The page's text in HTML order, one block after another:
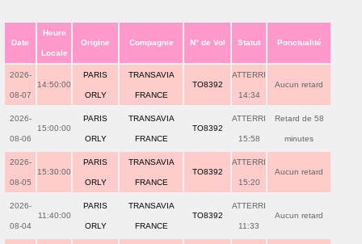
Date
Heure
Locale
Origine Compagnie N° de Vol Statut Ponctualité
2026-
08-07
14:50:00
PARIS
ORLY
TRANSAVIA
FRANCE
TO8392
ATTERRI
14:34
Aucun retard
2026-
08-06
15:00:00
PARIS
ORLY
TRANSAVIA
FRANCE
TO8392
ATTERRI
15:58
Retard de 58
minutes
2026-
08-05
15:30:00
PARIS
ORLY
TRANSAVIA
FRANCE
TO8392
ATTERRI
15:20
Aucun retard
2026-
08-04
11:40:00
PARIS
ORLY
TRANSAVIA
FRANCE
TO8392
ATTERRI
11:33
Aucun retard